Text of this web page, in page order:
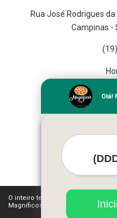
Rua José Rodrigues
Campinas -
O inteiro teor deste site está
Magníficos Pizza (Lei 9610 de 19/
Olá!